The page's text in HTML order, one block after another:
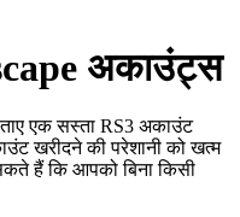
अकाउंट्स
एक सस्ता RS3 अकाउंट
खरीदने की परेशानी को खत्म
हैं कि आपको बिना किसी